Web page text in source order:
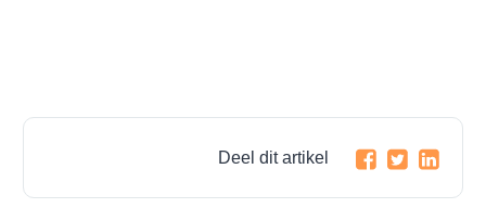
Deel dit artikel